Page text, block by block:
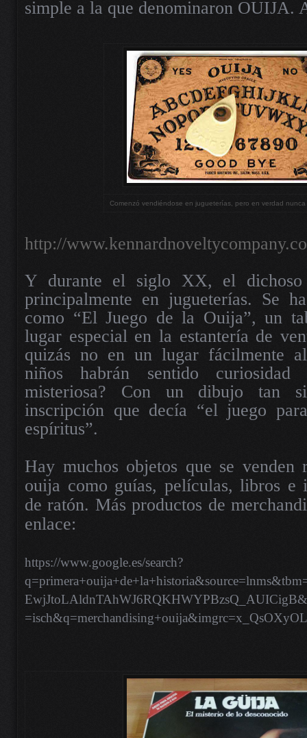
simple a la que denominaron OUIJA.
Comenzó vendiéndose en jugueterías, pero en verdad
http://
Y durante el siglo XX, el dichoso
principalmente en jugueterías. Se
como “El Juego de la Ouija”, un
lugar especial en la estantería de
quizás no en un lugar fácilmente
niños habrán sentido
misteriosa? Con un dibujo tan
inscripción que decía “el juego
espíritus”.
Hay muchos objetos que se venden
ouija como guías, películas, libros e
de ratón. Más productos de
enlace:
https://www.google.es/search?